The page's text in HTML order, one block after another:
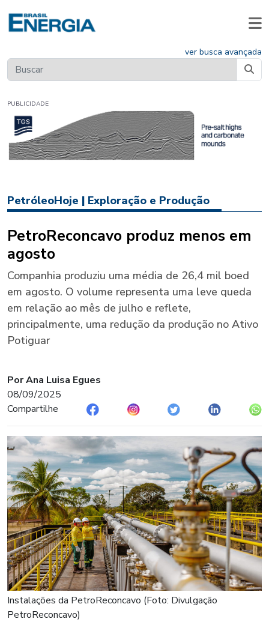
ver busca avançada
PUBLICIDADE
PetróleoHoje | Exploração e Produção
PetroReconcavo produz menos em
agosto
Companhia produziu uma média de 26,4 mil boed
em agosto. O volume representa uma leve queda
em relação ao mês de julho e reflete,
principalmente, uma redução da produção no Ativo
Potiguar
Por Ana Luisa Egues
08/09/2025
Compartilhe
Instalações da PetroReconcavo (Foto: Divulgação
PetroReconcavo)